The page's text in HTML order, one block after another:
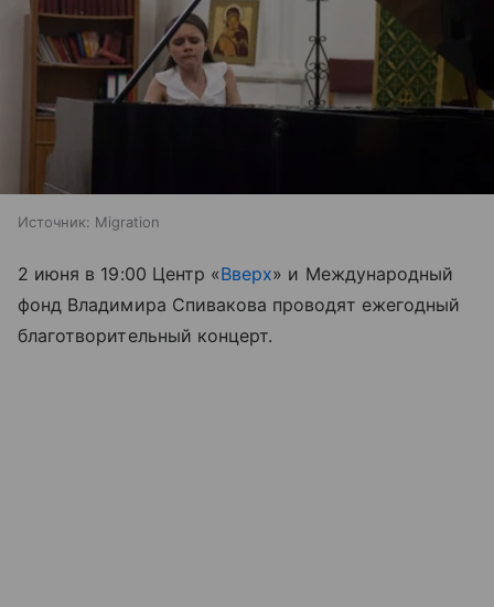
Источник: Migration
2 июня в 19:00 Центр «Вверх» и Международный
фонд Владимира Спивакова проводят ежегодный
благотворительный концерт.